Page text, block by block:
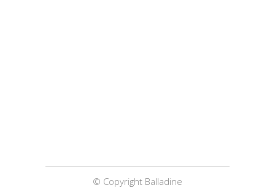
© Copyright Balladine